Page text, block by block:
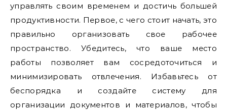
управлять своим временем и достичь большей
продуктивности. Первое, с чего стоит начать, это
правильно организовать свое рабочее
пространство. Убедитесь, что ваше место
работы позволяет вам сосредоточиться и
минимизировать отвлечения. Избавьтесь от
беспорядка и создайте систему для
организации документов и материалов, чтобы